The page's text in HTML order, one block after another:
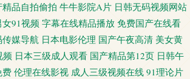
精品自拍偷拍 牛牛影院A片 日韩无码视频网站
女91视频 字幕在线精品播放 免费国产在线看
传媒导航 日本电影伦理 国产午夜高清 美女黄
频 日本三级成人观看 国产精品第12页 日韩午
费 伦理在线影视 成人三级视频在线 91理论片